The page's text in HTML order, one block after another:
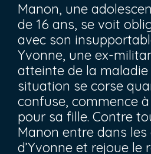
Manon, une
de 16 ans, se voit
avec son
Yvonne, une ex-
atteinte de la maladie
situation se corse
confuse, commence
pour sa fille. Contre
Manon entre dans les
d’Yvonne et rejoue le